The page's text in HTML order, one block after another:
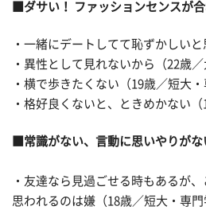
ダサい！ ファッションセンスが
・一緒にデートしてて恥ずかしいと
・異性として見れないから（22歳／
・横で歩きたくない（19歳／短大・
・格好良くないと、ときめかない（
常識がない、言動に思いやりがな
・友達なら見過ごせる時もあるが
思われるのは嫌（18歳／短大・専門